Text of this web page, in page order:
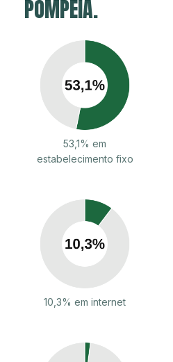
POMPÉIA.
53,1% em
estabelecimento fixo
10,3% em internet